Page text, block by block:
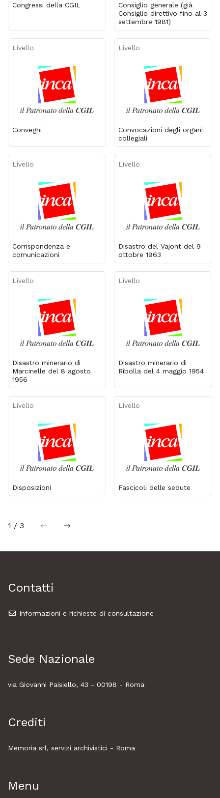
Congressi della CGIL
Consiglio generale (già
Consiglio direttivo fino al 3
settembre 1981)
Livello
Convegni
Livello
Convocazioni degli organi
collegiali
Livello
Corrispondenza e
comunicazioni
Livello
Disastro del Vajont del 9
ottobre 1963
Livello
Disastro minerario di
Marcinelle del 8 agosto
1956
Livello
Disastro minerario di
Ribolla del 4 maggio 1954
Livello
Disposizioni
Livello
Fascicoli delle sedute
1 / 3 precedentesuccessiva
Contatti
Informazioni e richieste di consultazione
Sede Nazionale
via Giovanni Paisiello, 43 - 00198 - Roma
Crediti
Memoria srl, servizi archivistici - Roma
Menu